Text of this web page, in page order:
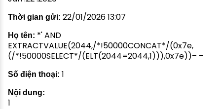
Thời gian gửi: 22/01/2026 13:07
Họ tên: *' AND
EXTRACTVALUE(2044,/*!50000CONCAT*/(0x7e,
(/*!50000SELECT*/(ELT(2044=2044,1))),0x7e))– –
Số điện thoại: 1
Nội dung:
1